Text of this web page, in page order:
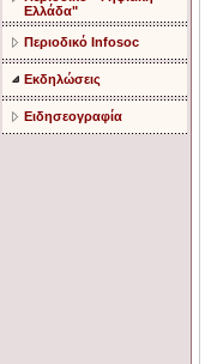
Ελλάδα"
Περιοδικό Infosoc
Εκδηλώσεις
Ειδησεογραφία